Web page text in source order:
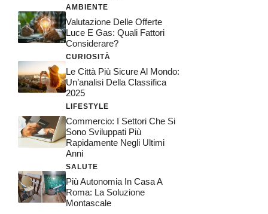
AMBIENTE
Valutazione Delle Offerte
Luce E Gas: Quali Fattori
Considerare?
CURIOSITÀ
Le Città Più Sicure Al Mondo:
Un’analisi Della Classifica
2025
LIFESTYLE
Commercio: I Settori Che Si
Sono Sviluppati Più
Rapidamente Negli Ultimi
Anni
SALUTE
Più Autonomia In Casa A
Roma: La Soluzione
Montascale